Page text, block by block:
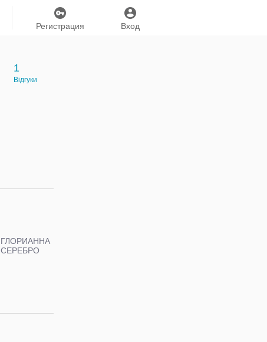
Вход
Регистрация
1
Відгуки
ГЛОРИАННА
СЕРЕБРО